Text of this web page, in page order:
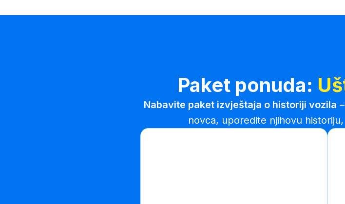
Paket ponuda:
Nabavite paket izvještaja o historiji vozila
novca, uporedite njihovu